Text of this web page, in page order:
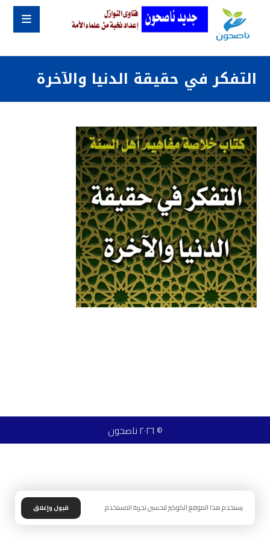
التفكر في حقيقة الدنيا والآخرة
© ٢٠٢٦ ناصحون
يستخدم هذا الموقع الكوكيز لتحسين تجربة المستخدم. قبول وإغلاق